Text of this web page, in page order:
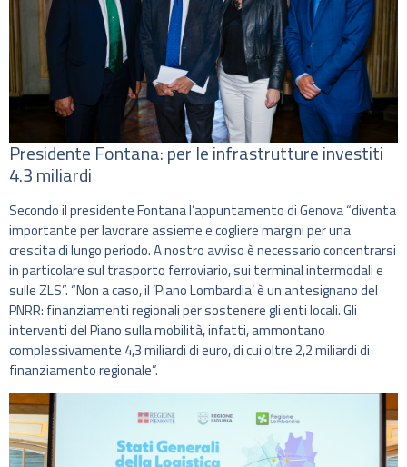
Presidente Fontana: per le infrastrutture investiti
4.3 miliardi
Secondo il presidente Fontana l’appuntamento di Genova “diventa
importante per lavorare assieme e cogliere margini per una
crescita di lungo periodo. A nostro avviso è necessario concentrarsi
in particolare sul trasporto ferroviario, sui terminal intermodali e
sulle ZLS”. “Non a caso, il ‘Piano Lombardia’ è un antesignano del
PNRR: finanziamenti regionali per sostenere gli enti locali. Gli
interventi del Piano sulla mobilità, infatti, ammontano
complessivamente 4,3 miliardi di euro, di cui oltre 2,2 miliardi di
finanziamento regionale”.